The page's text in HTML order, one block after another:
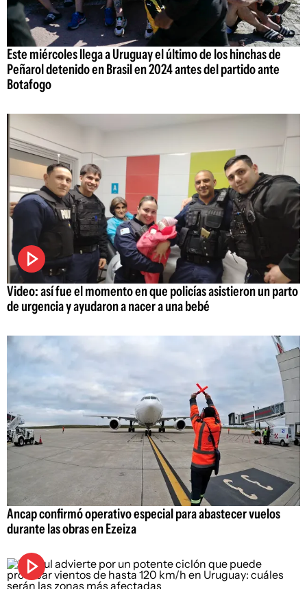
Este miércoles llega a Uruguay el último de los hinchas de
Peñarol detenido en Brasil en 2024 antes del partido ante
Botafogo
Video: así fue el momento en que policías asistieron un parto
de urgencia y ayudaron a nacer a una bebé
Ancap confirmó operativo especial para abastecer vuelos
durante las obras en Ezeiza